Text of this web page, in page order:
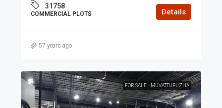
31758
COMMERCIAL PLOTS Details
57 years ago
FOR SALE MUVATTUPUZHA